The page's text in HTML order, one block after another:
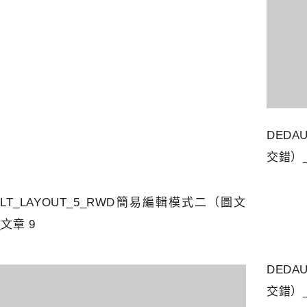
交錯）
簡易編輯模式二（圖文
章 9
交錯）